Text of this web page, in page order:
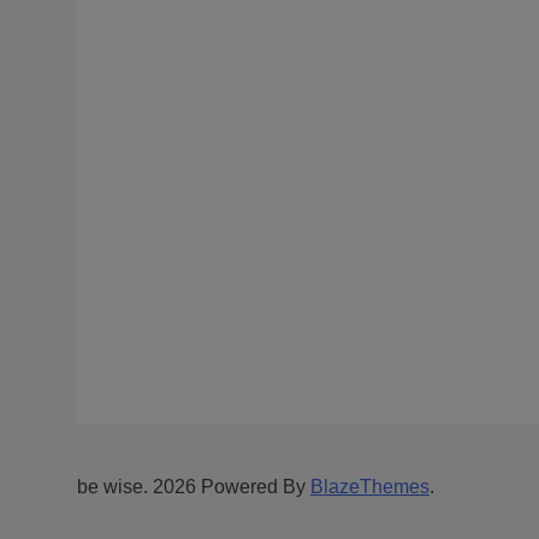
be wise. 2026 Powered By BlazeThemes.